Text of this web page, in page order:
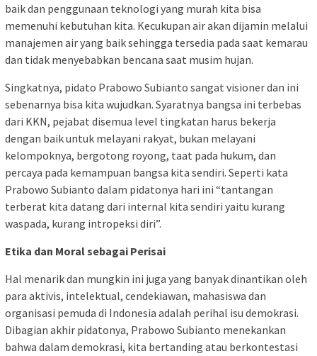
baik dan penggunaan teknologi yang murah kita bisa
memenuhi kebutuhan kita. Kecukupan air akan dijamin melalui
manajemen air yang baik sehingga tersedia pada saat kemarau
dan tidak menyebabkan bencana saat musim hujan.
Singkatnya, pidato Prabowo Subianto sangat visioner dan ini
sebenarnya bisa kita wujudkan. Syaratnya bangsa ini terbebas
dari KKN, pejabat disemua level tingkatan harus bekerja
dengan baik untuk melayani rakyat, bukan melayani
kelompoknya, bergotong royong, taat pada hukum, dan
percaya pada kemampuan bangsa kita sendiri. Seperti kata
Prabowo Subianto dalam pidatonya hari ini “tantangan
terberat kita datang dari internal kita sendiri yaitu kurang
waspada, kurang intropeksi diri”.
Etika dan Moral sebagai Perisai
Hal menarik dan mungkin ini juga yang banyak dinantikan oleh
para aktivis, intelektual, cendekiawan, mahasiswa dan
organisasi pemuda di Indonesia adalah perihal isu demokrasi.
Dibagian akhir pidatonya, Prabowo Subianto menekankan
bahwa dalam demokrasi, kita bertanding atau berkontestasi